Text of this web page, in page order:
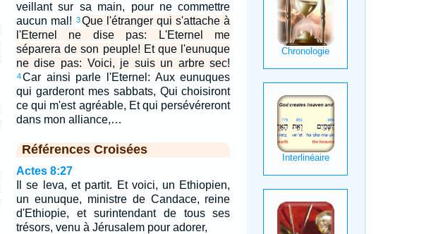
veillant sur sa main, pour ne commettre
aucun mal! 3Que l'étranger qui s'attache à
l'Eternel ne dise pas: L'Eternel me
séparera de son peuple! Et que l'eunuque
ne dise pas: Voici, je suis un arbre sec!
4Car ainsi parle l'Eternel: Aux eunuques
qui garderont mes sabbats, Qui choisiront
ce qui m'est agréable, Et qui persévéreront
dans mon alliance,…
Références Croisées
Actes 8:27
Il se leva, et partit. Et voici, un Ethiopien,
un eunuque, ministre de Candace, reine
d'Ethiopie, et surintendant de tous ses
trésors, venu à Jérusalem pour adorer,